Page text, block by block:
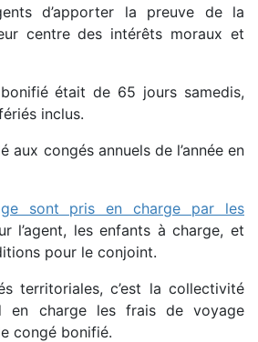
d’apporter la preuve de la
centre des intérêts moraux et
était de 65 jours samedis,
inclus.
aux congés annuels de l’année en
sont pris en charge par les
l’agent, les enfants à charge, et
pour le conjoint.
territoriales, c’est la collectivité
en charge les frais de voyage
congé bonifié.